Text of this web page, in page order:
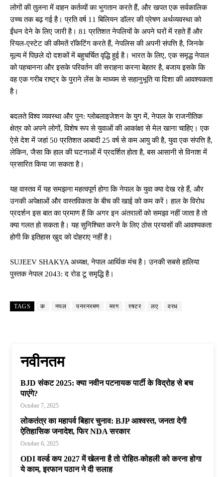
लोगों की तुलना में वाहन कर्तव्यों का भुगतान करते हैं, और खपत एक सर्वकालिक
उच्च तक बढ़ गई है। प्रति वर्ष 11 बिलियन डॉलर की प्रेषण अर्थव्यवस्था को
ईंधन देने के लिए जारी है। 81 प्रतिशत नेपलियों के अपने घरों में रहते हैं और
रियल-एस्टेट की कीमतें रॉकेटिंग करते हैं, नेपलिस की अपनी संपत्ति है, जिनके
मूल्य में पिछले दो दशकों में बहुचर्चित वृद्धि हुई है। भारत के लिए, एक समृद्ध नेपाल
को पहचानना और इसके परिवर्तन की सराहना करना बेहतर है, बजाय इसके कि
वह एक गरीब राष्ट्र के पुराने लेंस के माध्यम से सहानुभूति या दिशा की आवश्यकता
है।
बदलते विश्व व्यवस्था और पुन: ग्लोबलाइजेशन के युग में, नेपाल के राजनीतिक
क्षेत्र को अपने लोगों, विशेष रूप से युवाओं की आकांक्षा से मेल खाना चाहिए। एक
ऐसे देश में जहां 50 प्रतिशत आबादी 25 वर्ष से कम आयु की है, युवा एक संपत्ति है,
लेकिन, जैसा कि हाल की घटनाओं में प्रदर्शित होता है, बस आसानी से विनाश में
प्रसारित किया जा सकता है।
यह वास्तव में यह समझना महत्वपूर्ण होगा कि नेपाल के युवा क्या देख रहे हैं, और
उनकी अपेक्षाओं और वास्तविकता के बीच की खाई को कम करें। हाल के विरोध
प्रदर्शन इस बात का प्रमाण हैं कि अगर इन अंतरालों को समझा नहीं जाता है तो
क्या गलत हो सकता है। यह सुनिश्चित करने के लिए ठोस प्रयासों की आवश्यकता
होगी कि इतिहास खुद को दोहराए नहीं है।
SUJEEV SHAKYA अध्यक्ष, नेपाल आर्थिक मंच है। उनकी सबसे हालिया
पुस्तक नेपाल 2043: द रोड टू समृद्धि है।
TAGS क नपल पनरनरमण मरग रषटर लए वरध
नवीनतम
BJD संकट 2025: क्या नवीन पटनायक पार्टी के विद्रोह से बच
पाएंगे?
October 7, 2025
लोकतंत्र का महापर्व बिहार चुनाव: BJP आश्वस्त, जनता देगी
ऐतिहासिक जनादेश, फिर NDA सरकार
October 6, 2025
ODI वर्ल्ड कप 2027 में खेलना है तो रोहित-कोहली को करना होगा
ये काम, इरफान पठान ने दी सलाह